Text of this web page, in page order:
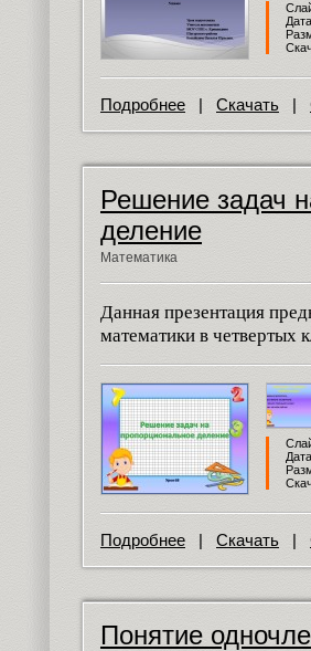
Подробнее |Скачать |
Решение задач
деление
Математика
Данная презентация
математики в четвертых
Подробнее | Скачать |
Понятие